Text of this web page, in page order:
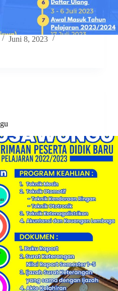
Juni 8, 2023